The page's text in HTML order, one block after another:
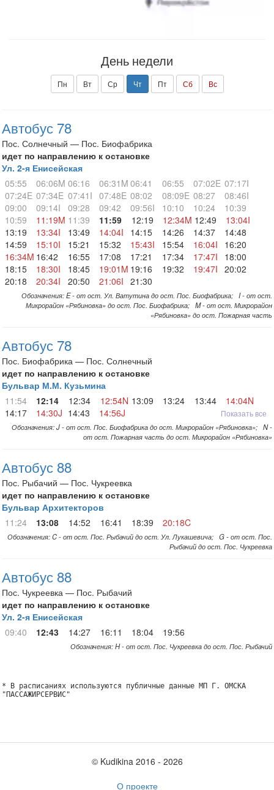
День недели
Пн Вт Ср Чт Пт Сб Вс
Автобус 78
Пос. Солнечный — Пос. Биофабрика
идет по направлению к остановке
Ул. 2-я Енисейская
05:55
06:06M 06:16 06:31M 06:41 06:55 07:02E 07:17I
07:24E 07:34E 07:41I 07:48E 08:02 08:09E 08:27
08:46I
09:00
09:14I 09:28 09:42 09:56I 10:10 10:24
10:39
10:59
11:19M 11:39 11:59 12:19 12:34M 12:49
13:04I
13:19
13:34I 13:49 14:04I 14:15 14:26 14:37
14:48
14:59
15:10I 15:21 15:32 15:43I 15:54 16:04I
16:20
16:34M 16:42 16:55 17:08 17:21 17:34 17:47I
18:00
18:15
18:30I 18:45 19:01M 19:16 19:32 19:47I
20:02
20:18
20:34I 20:50 21:06I 21:30
Обозначения: E - от ост. Ул. Ватутина до ост. Пос. Биофабрика; I - от ост.
Микрорайон «Рябиновка» до ост. Пос. Биофабрика; M - от ост. Микрорайон
«Рябиновка» до ост. Пожарная часть
Автобус 78
Пос. Биофабрика — Пос. Солнечный
идет по направлению к остановке
Бульвар М.М. Кузьмина
11:54
12:14 12:34 12:54N 13:09 13:24 13:44
14:04N
14:17
14:30J 14:43 14:56J Показать все
Обозначения: J - от ост. Пос. Биофабрика до ост. Микрорайон «Рябиновка»; N -
от ост. Пожарная часть до ост. Микрорайон «Рябиновка»
Автобус 88
Пос. Рыбачий — Пос. Чукреевка
идет по направлению к остановке
Бульвар Архитекторов
11:24
13:08 14:52 16:41 18:39 20:18C
Обозначения: C - от ост. Пос. Рыбачий до ост. Ул. Лукашевича; G - от ост. Пос.
Рыбачий до ост. Пос. Чукреевка
Автобус 88
Пос. Чукреевка — Пос. Рыбачий
идет по направлению к остановке
Ул. 2-я Енисейская
09:40
12:43 14:27 16:11 18:04 19:56
Обозначения: H - от ост. Пос. Чукреевка до ост. Пос. Рыбачий
* В расписаниях используются публичные данные МП Г. ОМСКА
"ПАССАЖИРСЕРВИС"
© Kudikina 2016 ‐ 2026
О проекте